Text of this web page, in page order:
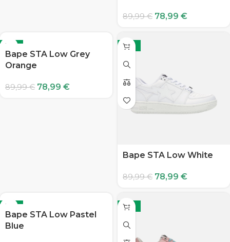
89,99€ 78,99 €
-12%
Bape STA Low Grey
Orange
89,99€ 78,99 €
-12%
Bape STA Low White
89,99€ 78,99 €
-12%
Bape STA Low Pastel
Blue
-12%